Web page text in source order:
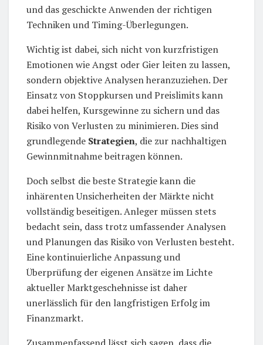
und das geschickte Anwenden der richtigen
Techniken und Timing-Überlegungen.
Wichtig ist dabei, sich nicht von kurzfristigen
Emotionen wie Angst oder Gier leiten zu lassen,
sondern objektive Analysen heranzuziehen. Der
Einsatz von Stoppkursen und Preislimits kann
dabei helfen, Kursgewinne zu sichern und das
Risiko von Verlusten zu minimieren. Dies sind
grundlegende Strategien, die zur nachhaltigen
Gewinnmitnahme beitragen können.
Doch selbst die beste Strategie kann die
inhärenten Unsicherheiten der Märkte nicht
vollständig beseitigen. Anleger müssen stets
bedacht sein, dass trotz umfassender Analysen
und Planungen das Risiko von Verlusten besteht.
Eine kontinuierliche Anpassung und
Überprüfung der eigenen Ansätze im Lichte
aktueller Marktgeschehnisse ist daher
unerlässlich für den langfristigen Erfolg im
Finanzmarkt.